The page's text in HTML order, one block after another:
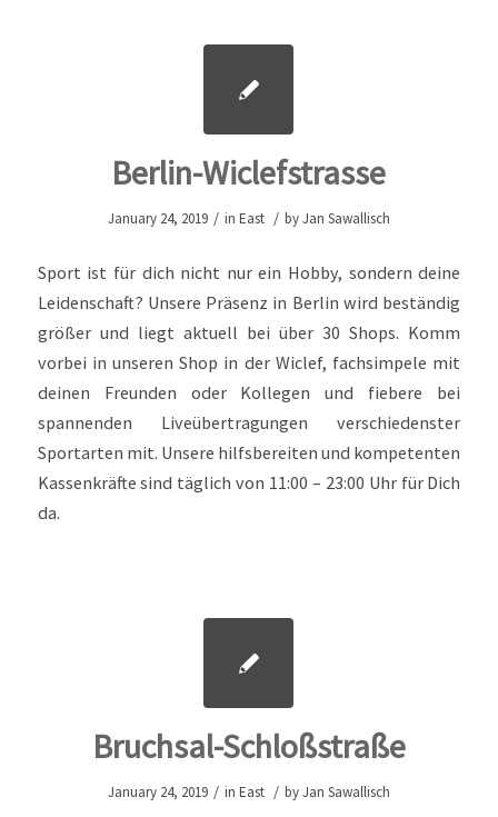
Berlin-Wiclefstrasse
January 24, 2019 / in East / byJan Sawallisch
Sport ist für dich nicht nur ein Hobby, sondern deine
Leidenschaft? Unsere Präsenz in Berlin wird beständig
größer und liegt aktuell bei über 30 Shops. Komm
vorbei in unseren Shop in der Wiclef, fachsimpele mit
deinen Freunden oder Kollegen und fiebere bei
spannenden Liveübertragungen verschiedenster
Sportarten mit. Unsere hilfsbereiten und kompetenten
Kassenkräfte sind täglich von 11:00 – 23:00 Uhr für Dich
da.
Bruchsal-Schloßstraße
January 24, 2019 / in East / byJan Sawallisch